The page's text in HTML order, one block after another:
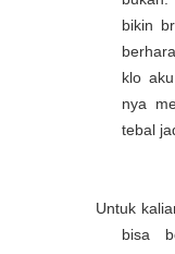
bikin
klo
nya
tebal
Untuk kalian
bisa